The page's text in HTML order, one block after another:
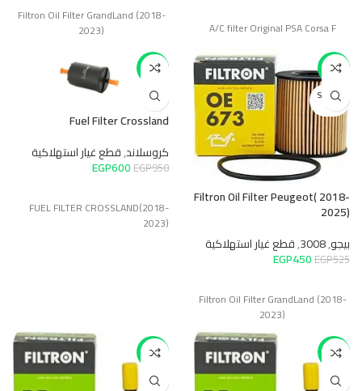
A/C filter Original PSA Corsa F
Filtron Oil Filter GrandLand (2018-
2023)
-14%
SOLD O
UT
Filtron Oil Filter Peugeot( 2018-
2025)
بيجو,
3008
,قطع غيار استهلاكية
EGP525
EGP450
Filtron Oil Filter GrandLand (2018-
2023)
-37%
Fuel Filter Crossland
كروسلاند,قطع غيار استهلاكية
EGP950
EGP600
FUEL FILTER CROSSLAND(2018-
2023)
-27%
-27%